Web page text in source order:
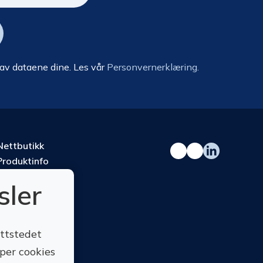
dataene dine. Les vårPersonvernerklæring.
oss
oss
cookies